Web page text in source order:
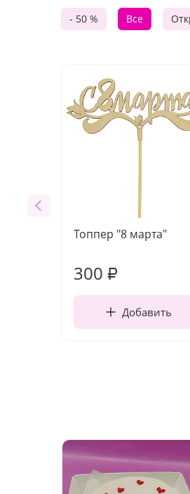
- 50 % Все
Топпер "8 марта"
300 ₽
Добавить